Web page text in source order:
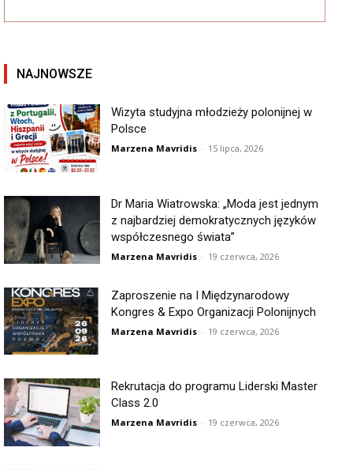
NAJNOWSZE
Wizyta studyjna młodzieży polonijnej w
Polsce
Marzena Mavridis - 15 lipca, 2026
Dr Maria Wiatrowska: „Moda jest jednym
z najbardziej demokratycznych języków
współczesnego świata”
Marzena Mavridis - 19 czerwca, 2026
Zaproszenie na I Międzynarodowy
Kongres & Expo Organizacji Polonijnych
Marzena Mavridis - 19 czerwca, 2026
Rekrutacja do programu Liderski Master
Class 2.0
Marzena Mavridis - 19 czerwca, 2026